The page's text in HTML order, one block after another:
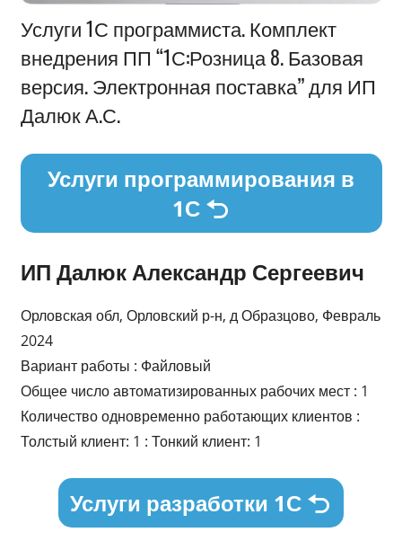
Информация
Услуги 1С программиста. Комплект
внедрения ПП “1С:Розница 8. Базовая
версия. Электронная поставка” для ИП
Далюк А.С.
Услуги программирования в
1С
ИП Далюк Александр Сергеевич
Орловская обл, Орловский р-н, д Образцово, Февраль
2024
Вариант работы : Файловый
Общее число автоматизированных рабочих мест : 1
Количество одновременно работающих клиентов :
Толстый клиент: 1 : Тонкий клиент: 1
Услуги разработки 1С